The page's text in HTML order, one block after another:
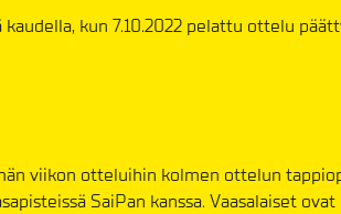
kun 7.10.2022 pelattu ottelu
viikon otteluihin kolmen ottelun
SaiPan kanssa. Vaasalaiset